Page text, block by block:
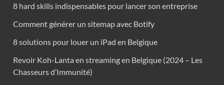
8 hard skills indispensables pour lancer son entreprise
Comment générer un sitemap avec Botify
8 solutions pour louer un iPad en Belgique
Revoir Koh-Lanta en streaming en Belgique (2024 – Les
Chasseurs d’Immunité)